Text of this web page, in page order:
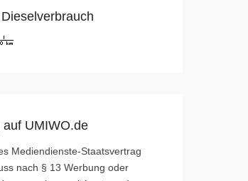
auf UMIWO.de
Mediendienste-Staatsvertrag
nach § 13 Werbung oder